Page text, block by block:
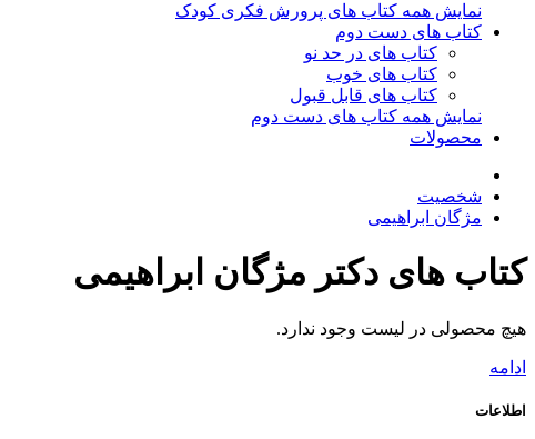
نمایش همه کتاب های پرورش فکری کودک
کتاب های دست دوم
کتاب های در حد نو
کتاب های خوب
کتاب های قابل قبول
نمایش همه کتاب های دست دوم
محصولات
شخصیت
مژگان ابراهیمی
کتاب های دکتر مژگان ابراهیمی
هیچ محصولی در لیست وجود ندارد.
ادامه
اطلاعات